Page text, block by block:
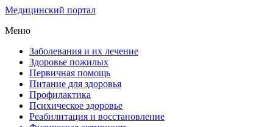
Медицинский портал
Меню
Заболевания и их лечение
Здоровье пожилых
Первичная помощь
Питание для здоровья
Профилактика
Психическое здоровье
Реабилитация и восстановление